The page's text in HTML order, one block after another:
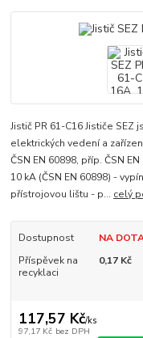
Jistič PR 61-C16 Jističe
elektrických vedení a
ČSN EN 60898, příp. ČSN
10 kA (ČSN EN 60898) -
přístrojovou lištu - p... celý
Dostupnost
NA
Příspěvek na
recyklaci
0,17 Kč
117,57 Kč/ks
97,17 Kč bez DPH